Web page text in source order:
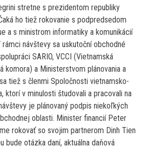
stretne s prezidentom republiky
ho tiež rokovanie s podpredsedom
a s ministrom informatiky a komunikácií
rámci návštevy sa uskutoční obchodné
SARIO, VCCI (Vietnamská
komora) a Ministerstvom plánovania a
tiež s členmi Spoločnosti vietnamsko-
ktorí v minulosti študovali a pracovali na
je plánovaný podpis niekoľkých
oblasti. Minister financií Peter
rokovať so svojim partnerom Dinh Tien
bude otázka daní, aktuálna daňová